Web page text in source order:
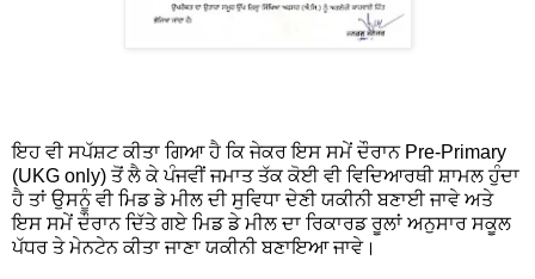
ਇਹ ਵੀ ਸਪੱਸ਼ਟ ਕੀਤਾ ਗਿਆ ਹੈ ਕਿ ਜੇਕਰ ਇਸ ਸਮੇਂ ਦੌਰਾਨ Pre-Primary
(UKG only) ਤੋਂ ਲੈ ਕੇ ਪੰਜਵੀਂ ਜਮਾਤ ਤੱਕ ਕੋਈ ਵੀ ਵਿਦਿਆਰਥੀ ਸ਼ਾਮਲ ਹੁੰਦਾ
ਹੈ ਤਾਂ ਉਸਨੂੰ ਵੀ ਮਿਡ ਡੇ ਮੀਲ ਦੀ ਸੁਵਿਧਾ ਦੇਣੀ ਯਕੀਨੀ ਬਣਾਈ ਜਾਵੇ ਅਤੇ
ਇਸ ਸਮੇਂ ਦੌਰਾਨ ਦਿੱਤੇ ਗਏ ਮਿਡ ਡੇ ਮੀਲ ਦਾ ਰਿਕਾਰਡ ਰੂਲਾਂ ਅਨੁਸਾਰ ਸਕੂਲ
ਪੱਧਰ ਤੇ ਮੇਨਟੇਨ ਕੀਤਾ ਜਾਣਾ ਯਕੀਨੀ ਬਣਾਇਆ ਜਾਵੇ।